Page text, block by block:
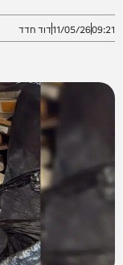
09:21
11/05/26דוד חדד